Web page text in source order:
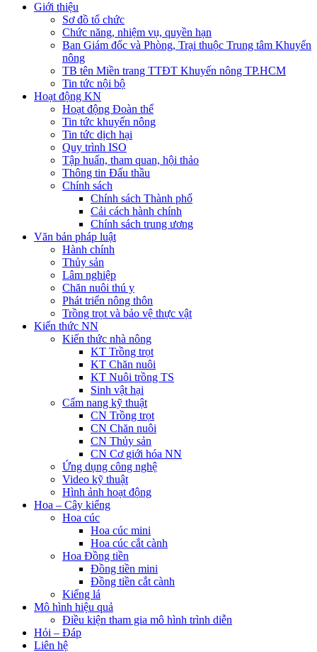
Giới thiệu
Sơ đồ tổ chức
Chức năng, nhiệm vụ, quyền hạn
Ban Giám đốc và Phòng, Trại thuộc Trung tâm Khuyến
nông
TB tên Miền trang TTĐT Khuyến nông TP.HCM
Tin tức nội bộ
Hoạt động KN
Hoạt động Đoàn thể
Tin tức khuyến nông
Tin tức dịch hại
Quy trình ISO
Tập huấn, tham quan, hội thảo
Thông tin Đấu thầu
Chính sách
Chính sách Thành phố
Cải cách hành chính
Chính sách trung ương
Văn bản pháp luật
Hành chính
Thủy sản
Lâm nghiệp
Chăn nuôi thú y
Phát triển nông thôn
Trồng trọt và bảo vệ thực vật
Kiến thức NN
Kiến thức nhà nông
KT Trồng trọt
KT Chăn nuôi
KT Nuôi trồng TS
Sinh vật hại
Cẩm nang kỹ thuật
CN Trồng trọt
CN Chăn nuôi
CN Thủy sản
CN Cơ giới hóa NN
Ứng dụng công nghệ
Video kỹ thuật
Hình ảnh hoạt động
Hoa – Cây kiểng
Hoa cúc
Hoa cúc mini
Hoa cúc cắt cành
Hoa Đồng tiền
Đồng tiền mini
Đồng tiền cắt cành
Kiểng lá
Mô hình hiệu quả
Điều kiện tham gia mô hình trình diễn
Hỏi – Đáp
Liên hệ